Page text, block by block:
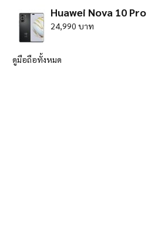
Huawei Nova 10 Pro
24,990 บาท
ดูมือถือทั้งหมด